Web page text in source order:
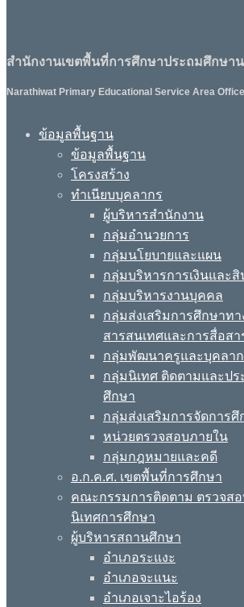
สำนักงานเขตพื้นที่การศึกษาประถมศึกษาน
Narathiwat Primary Educational Service Area
ข้อมูลพื้นฐาน
ข้อมูลพื้นฐาน
โครงสร้าง
ทำเนียบบุคลากร
ผู้บริหารสำนักงาน
กลุ่มอำนวยการ
กลุ่มนโยบายและแผน
กลุ่มบริหารการเงินและ
กลุ่มบริหารงานบุคคล
กลุ่มส่งเสริมการศึกษาทา
สารสนเทศและการสื่อสา
กลุ่มพัฒนาครูและบุคลาก
กลุ่มนิเทศ ติดตามและปร
ศึกษา
กลุ่มส่งเสริมการจัดการศึ
หน่วยตรวจสอบภายใน
กลุ่มกฎหมายและคดี
อ.ก.ค.ศ. เขตพื้นที่การศึกษา
คณะกรรมการติดตาม ตรวจสอ
นิเทศการศึกษา
ผู้บริหารสถานศึกษา
อำเภอระแงะ
อำเภอจะแนะ
อำเภอเจาะไอร้อง